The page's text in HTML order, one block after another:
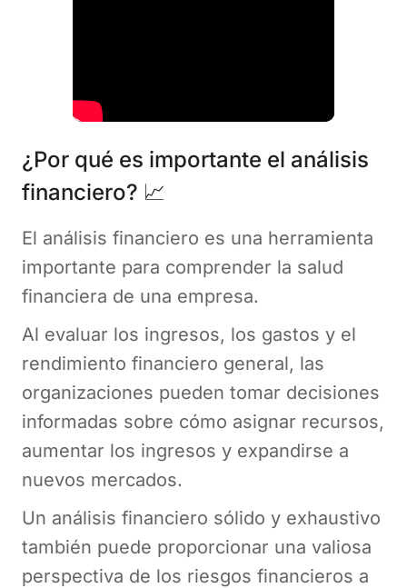
¿Por qué es importante el análisis
financiero? 📈
El análisis financiero es una herramienta
importante para comprender la salud
financiera de una empresa.
Al evaluar los ingresos, los gastos y el
rendimiento financiero general, las
organizaciones pueden tomar decisiones
informadas sobre cómo asignar recursos,
aumentar los ingresos y expandirse a
nuevos mercados.
Un análisis financiero sólido y exhaustivo
también puede proporcionar una valiosa
perspectiva de los riesgos financieros a